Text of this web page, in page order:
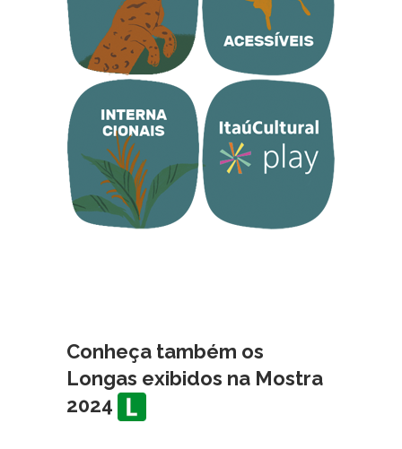
Conheça também os
Longas exibidos na Mostra
2024